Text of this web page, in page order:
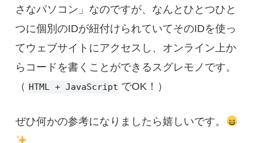
さなパソコン」なのですが、なんとひとつひと
つに個別のIDが紐付けられていてそのIDを使っ
てウェブサイトにアクセスし、オンライン上か
らコードを書くことができるスグレモノです。
（ HTML + JavaScript でOK！）
ぜひ何かの参考になりましたら嬉しいです。